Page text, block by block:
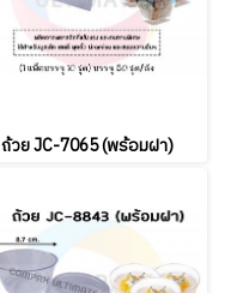
ถ้วย JC-7065 (พร้อมฝา)